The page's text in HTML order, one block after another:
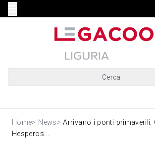
Cerca
Home> News> Arrivano i ponti primaverili.
Hesperos...